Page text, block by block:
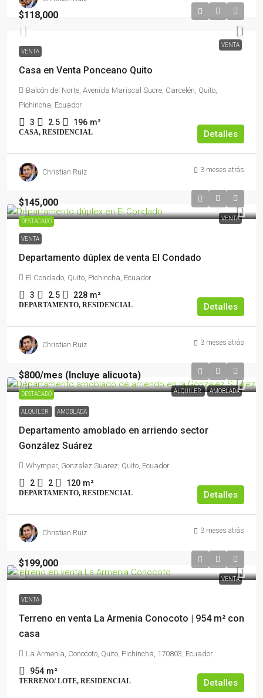
VENTA
$118,000
VENTA
Casa en Venta Ponceano Quito
Balcón del Norte, Avenida Mariscal Sucre, Carcelén, Quito,
Pichincha, Ecuador
3 2.5 196 m²
CASA, RESIDENCIAL Detalles
Christian Ruiz 3 meses atrás
DESTACADO VENTA
$145,000
VENTA
Departamento dúplex de venta El Condado
El Condado, Quito, Pichincha, Ecuador
3 2.5 228 m²
DEPARTAMENTO, RESIDENCIAL Detalles
Christian Ruiz 3 meses atrás
DESTACADO ALQUILER AMOBLADA
$800/mes (Incluye alicuota)
ALQUILER AMOBLADA
Departamento amoblado en arriendo sector
González Suárez
Whymper, Gonzalez Suarez, Quito, Ecuador
2 2 120 m²
DEPARTAMENTO, RESIDENCIAL Detalles
Christian Ruiz 3 meses atrás
VENTA
$199,000
VENTA
Terreno en venta La Armenia Conocoto | 954 m² con
casa
La Armenia, Conocoto, Quito, Pichincha, 170803, Ecuador
954 m²
TERRENO/ LOTE, RESIDENCIAL Detalles